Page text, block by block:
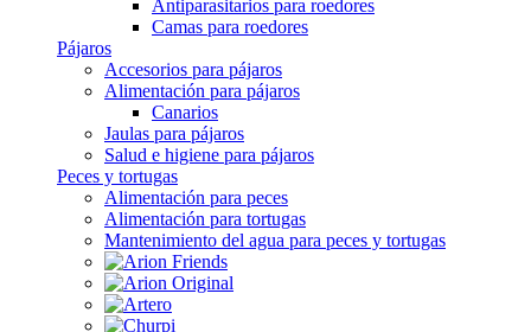
Antiparasitarios para roedores
Camas para roedores
Pájaros
Accesorios para pájaros
Alimentación para pájaros
Canarios
Jaulas para pájaros
Salud e higiene para pájaros
Peces y tortugas
Alimentación para peces
Alimentación para tortugas
Mantenimiento del agua para peces y tortugas